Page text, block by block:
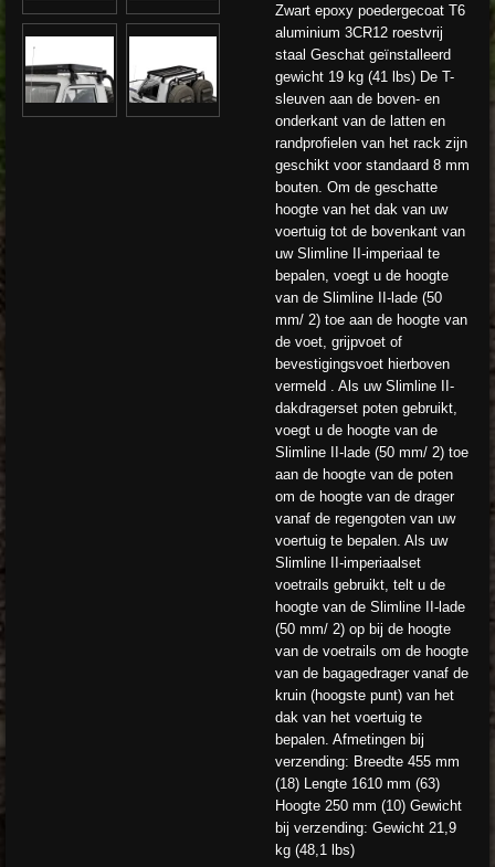
Zwart epoxy poedergecoat T6
aluminium 3CR12 roestvrij
staal Geschat geïnstalleerd
gewicht 19 kg (41 lbs) De T-
sleuven aan de boven- en
onderkant van de latten en
randprofielen van het rack zijn
geschikt voor standaard 8 mm
bouten. Om de geschatte
hoogte van het dak van uw
voertuig tot de bovenkant van
uw Slimline II-imperiaal te
bepalen, voegt u de hoogte
van de Slimline II-lade (50
mm/ 2) toe aan de hoogte van
de voet, grijpvoet of
bevestigingsvoet hierboven
vermeld . Als uw Slimline II-
dakdragerset poten gebruikt,
voegt u de hoogte van de
Slimline II-lade (50 mm/ 2) toe
aan de hoogte van de poten
om de hoogte van de drager
vanaf de regengoten van uw
voertuig te bepalen. Als uw
Slimline II-imperiaalset
voetrails gebruikt, telt u de
hoogte van de Slimline II-lade
(50 mm/ 2) op bij de hoogte
van de voetrails om de hoogte
van de bagagedrager vanaf de
kruin (hoogste punt) van het
dak van het voertuig te
bepalen. Afmetingen bij
verzending: Breedte 455 mm
(18) Lengte 1610 mm (63)
Hoogte 250 mm (10) Gewicht
bij verzending: Gewicht 21,9
kg (48,1 lbs)